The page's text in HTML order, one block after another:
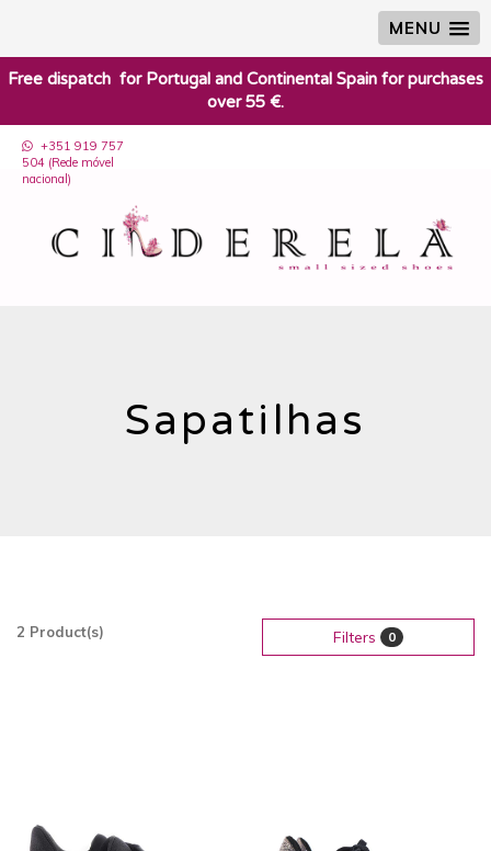
MENU
​Free dispatch for Portugal and Continental Spain for purchases
over 55 €.
+351 919 757
504 (Rede móvel
nacional)
Sapatilhas
2 Product(s) Filters 0